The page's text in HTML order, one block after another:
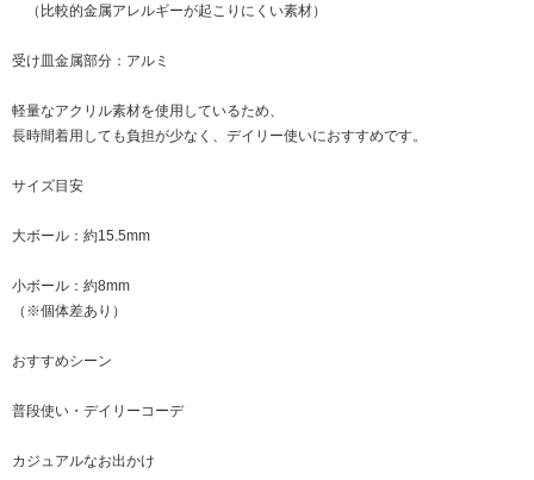
（比較的金属アレルギーが起こりにくい素材）
受け皿金属部分：アルミ
軽量なアクリル素材を使用しているため、
長時間着用しても負担が少なく、デイリー使いにおすすめです。
サイズ目安
大ボール：約15.5mm
小ボール：約8mm
（※個体差あり）
おすすめシーン
普段使い・デイリーコーデ
カジュアルなお出かけ